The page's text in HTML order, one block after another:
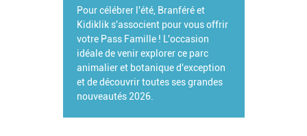
Pour célébrer l'été, Branféré et
Kidiklik s'associent pour vous offrir
votre Pass Famille ! L'occasion
idéale de venir explorer ce parc
animalier et botanique d'exception
et de découvrir toutes ses grandes
nouveautés 2026.